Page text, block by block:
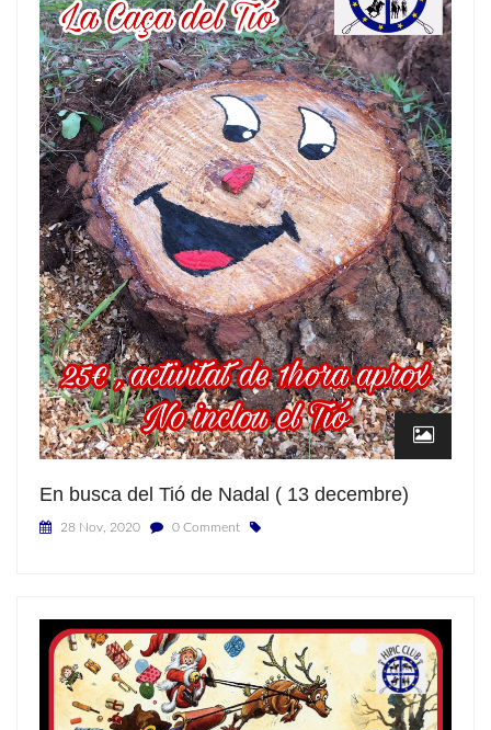
En busca del Tió de Nadal ( 13 decembre)
28 Nov, 2020 0 Comment